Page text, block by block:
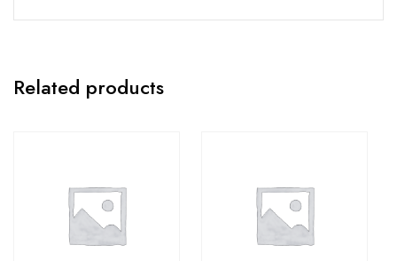
Related products